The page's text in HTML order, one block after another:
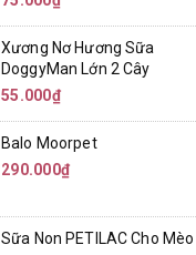
Xương Nơ Hương Sữa
DoggyMan Lớn 2 Cây
55.000₫
Balo Moorpet
290.000₫
Sữa Non PETILAC Cho Mèo